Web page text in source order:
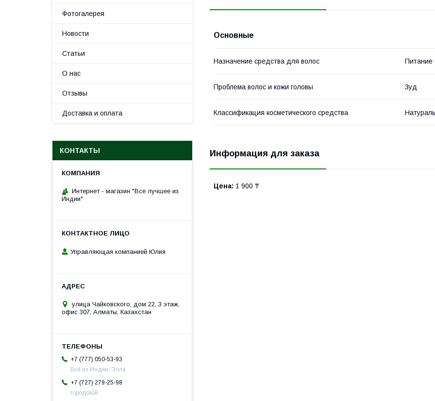
Основные
Назначение средства для волос Питание
Проблема волос и кожи головы Зуд
Классификация косметического средства
Информация для заказа
Цена: 1 900 ₸
Фотогалерея
Новости
Статьи
О нас
Отзывы
Доставка и оплата
КОНТАКТЫ
Интернет - магазин "Все лучшее из
Индии"
Управляющая компанией Юлия
улица Чайковского, дом 22, 3 этаж,
офис 307, Алматы, Казахстан
+7 (777) 050-53-93
Всё из Индии: Элла
+7 (727) 279-25-98
городской